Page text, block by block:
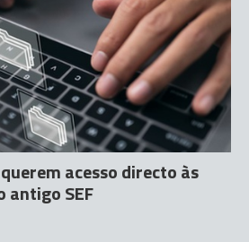
acesso directo às
antigo SEF